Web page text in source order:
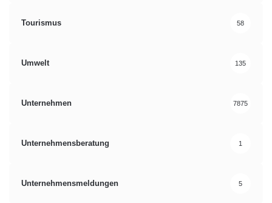
Tourismus 58
Umwelt 135
Unternehmen 7875
Unternehmensberatung 1
Unternehmensmeldungen 5